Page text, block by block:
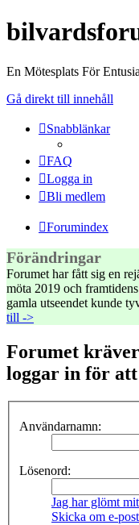
En Mötesplats För
Gå direkt till innehåll
Snabblänkar
FAQ
Logga in
Bli medlem
Forumindex
Förändringar
Forumet har fått sig en
möta 2019 och
gamla utseendet kunde
till ->
Forumet
loggar in för
Användarnamn:
Lösenord:
Jag har glömt
Skicka om e-